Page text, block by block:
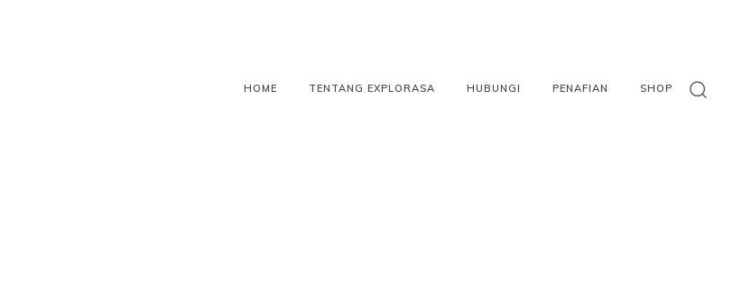
HOME TENTANG EXPLORASA HUBUNGI PENAFIAN SHOP